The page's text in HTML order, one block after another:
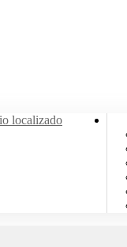
localizado